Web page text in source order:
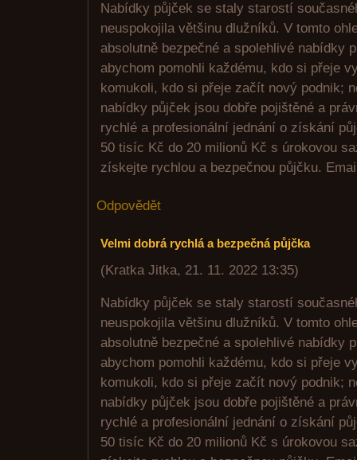
Nabídky půjček se staly starostí
neuspokojila většinu dlužníků. V tomto
absolutně bezpečné a spolehlivé nabídky
abychom pomohli každému, kdo si přeje
komukoli, kdo si přeje začít nový podnik;
nabídky půjček jsou dobře pojištěné a
rychlé a profesionální jednání o získání
50 tisíc Kč do 20 milionů Kč s úrokovou
získejte rychlou a bezpečnou půjčku.
Odpovědět
Velmi dobrá rychlá a bezpečná půjčka
(Kratka Jitka, 21. 11. 2022 13:35)
Nabídky půjček se staly starostí
neuspokojila většinu dlužníků. V tomto
absolutně bezpečné a spolehlivé nabídky
abychom pomohli každému, kdo si přeje
komukoli, kdo si přeje začít nový podnik;
nabídky půjček jsou dobře pojištěné a
rychlé a profesionální jednání o získání
50 tisíc Kč do 20 milionů Kč s úrokovou